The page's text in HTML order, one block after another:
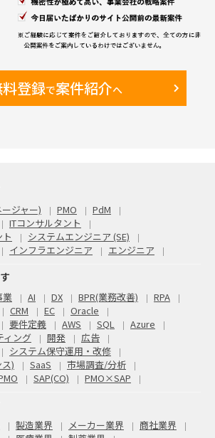
登録で案件紹介へ
ジャー) PMO
PdM
ITコンサルタント
システムエンジニア (SE)
インフラエンジニア エンジニア
業 AI DX BPR(業務改善)
RPA
CRM EC
Oracle
要件定義 AWS SQL
Azure
ィング 開発
広告
システム保守運用・改修
)
SaaS
市場調査/分析
SAP(CO) PMO×SAP
製造業界 メーカー業界
商社業界